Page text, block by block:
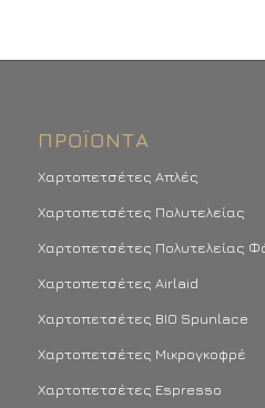
ΠΡΟΪΌΝΤΑ
Χαρτοπετσέτες Απλές
Χαρτοπετσέτες Πολυτελείας
Χαρτοπετσέτες Πολυτελείας
Χαρτοπετσέτες Airlaid
Χαρτοπετσέτες BIO Spunlace
Χαρτοπετσέτες Μικρογκοφρέ
Χαρτοπετσέτες Espresso